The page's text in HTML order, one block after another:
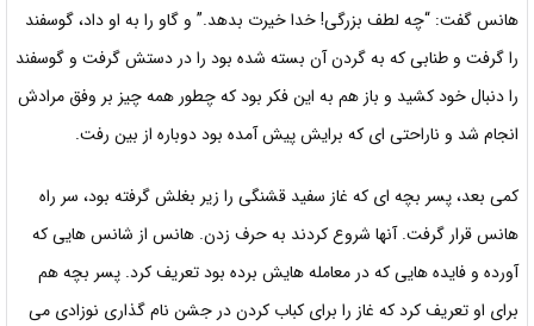
هانس گفت: “چه لطف بزرگی! خدا خیرت بدهد.” و گاو را به او داد، گوسفند
را گرفت و طنابی که به گردن آن بسته شده بود را در دستش گرفت و گوسفند
را دنبال خود کشید و باز هم به این فکر بود که چطور همه چیز بر وفق مرادش
انجام شد و ناراحتی ای که برایش پیش آمده بود دوباره از بین رفت.
کمی بعد، پسر بچه ای که غاز سفید قشنگی را زیر بغلش گرفته بود، سر راه
هانس قرار گرفت. آنها شروع کردند به حرف زدن. هانس از شانس هایی که
آورده و فایده هایی که در معامله هایش برده بود تعریف کرد. پسر بچه هم
برای او تعریف کرد که غاز را برای کباب کردن در جشن نام گذاری نوزادی می